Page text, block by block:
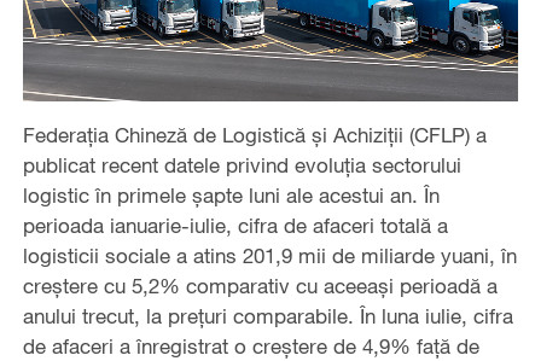
Federația Chineză de Logistică și Achiziții (CFLP) a
publicat recent datele privind evoluția sectorului
logistic în primele șapte luni ale acestui an. În
perioada ianuarie-iulie, cifra de afaceri totală a
logisticii sociale a atins 201,9 mii de miliarde yuani, în
creștere cu 5,2% comparativ cu aceeași perioadă a
anului trecut, la prețuri comparabile. În luna iulie, cifra
de afaceri a înregistrat o creștere de 4,9% față de